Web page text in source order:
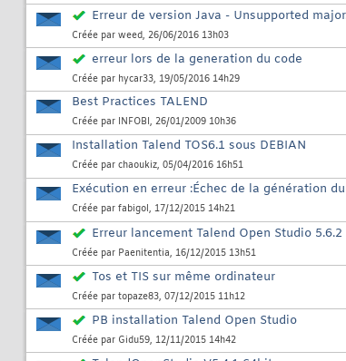
Erreur de version Java - Unsupported
Créée par weed, 26/06/2016 13h03
erreur lors de la generation du code
Créée par hycar33, 19/05/2016 14h29
Best Practices TALEND
Créée par INFOBI, 26/01/2009 10h36
Installation Talend TOS6.1 sous DEBIAN
Créée par chaoukiz, 05/04/2016 16h51
Exécution en erreur :Échec de la génération
Créée par fabigol, 17/12/2015 14h21
Erreur lancement Talend Open Studio 5.6.2
Créée par Paenitentia, 16/12/2015 13h51
Tos et TIS sur même ordinateur
Créée par topaze83, 07/12/2015 11h12
PB installation Talend Open Studio
Créée par Gidu59, 12/11/2015 14h42